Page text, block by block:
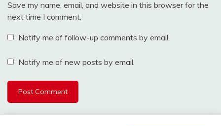
Save my name, email, and website in this browser for the
next time I comment.
Notify me of follow-up comments by email.
Notify me of new posts by email.